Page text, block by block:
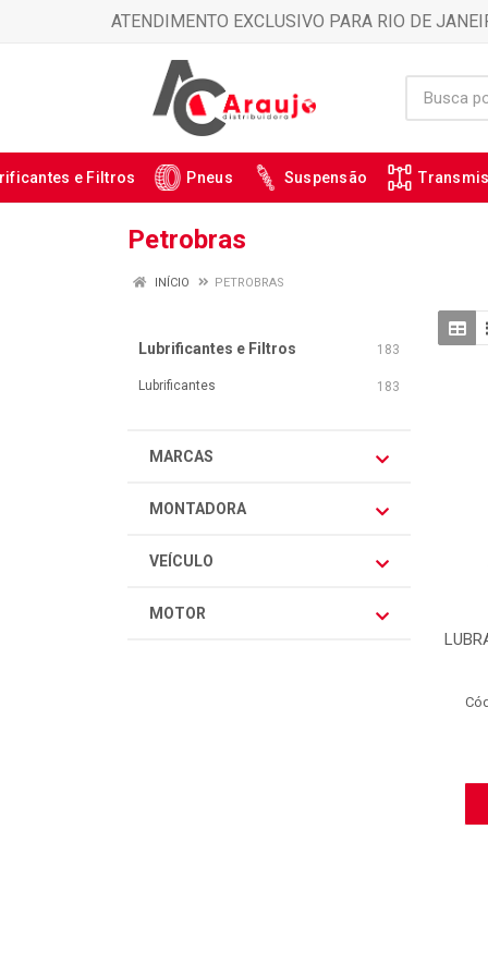
ATENDIMENTO EXCLUSIVO PARA RIO DE
e Filtros Pneus Suspensão
Petrobras
INÍCIO PETROBRAS
Lubrificantes e Filtros 183
Lubrificantes 183
MARCAS
MONTADORA
VEÍCULO
MOTOR